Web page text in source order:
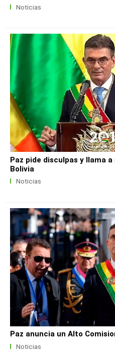
Noticias
Paz pide disculpas y llama
Bolivia
Noticias
Paz anuncia un Alto
Noticias